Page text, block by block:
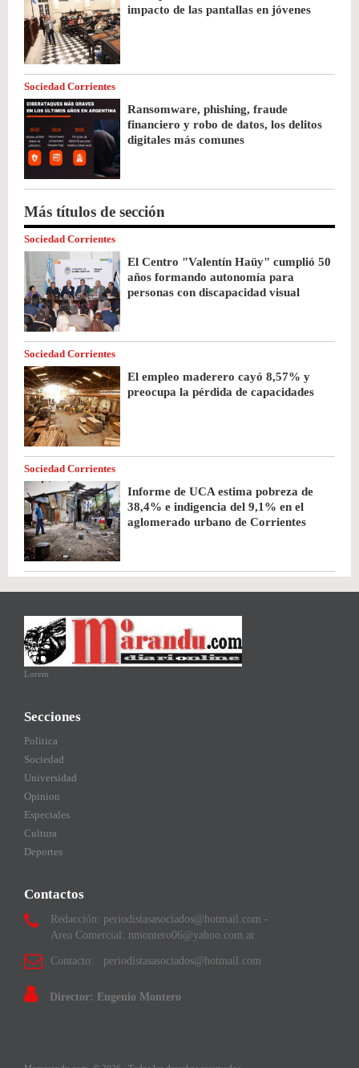
impacto de las pantallas en jóvenes
Sociedad Corrientes
Ransomware, phishing, fraude
financiero y robo de datos, los delitos
digitales más comunes
Más títulos de sección
Sociedad Corrientes
El Centro "Valentín Haüy" cumplió 50
años formando autonomía para
personas con discapacidad visual
Sociedad Corrientes
El empleo maderero cayó 8,57% y
preocupa la pérdida de capacidades
Sociedad Corrientes
Informe de UCA estima pobreza de
38,4% e indigencia del 9,1% en el
aglomerado urbano de Corrientes
Lorem
Secciones
Politica
Sociedad
Universidad
Opinion
Especiales
Cultura
Deportes
Contactos
Redacción: periodistasasociados@hotmail.com -
Area Comercial: nmontero06@yahoo.com.ar
Contacto: periodistasasociados@hotmail.com
Director: Eugenio Montero